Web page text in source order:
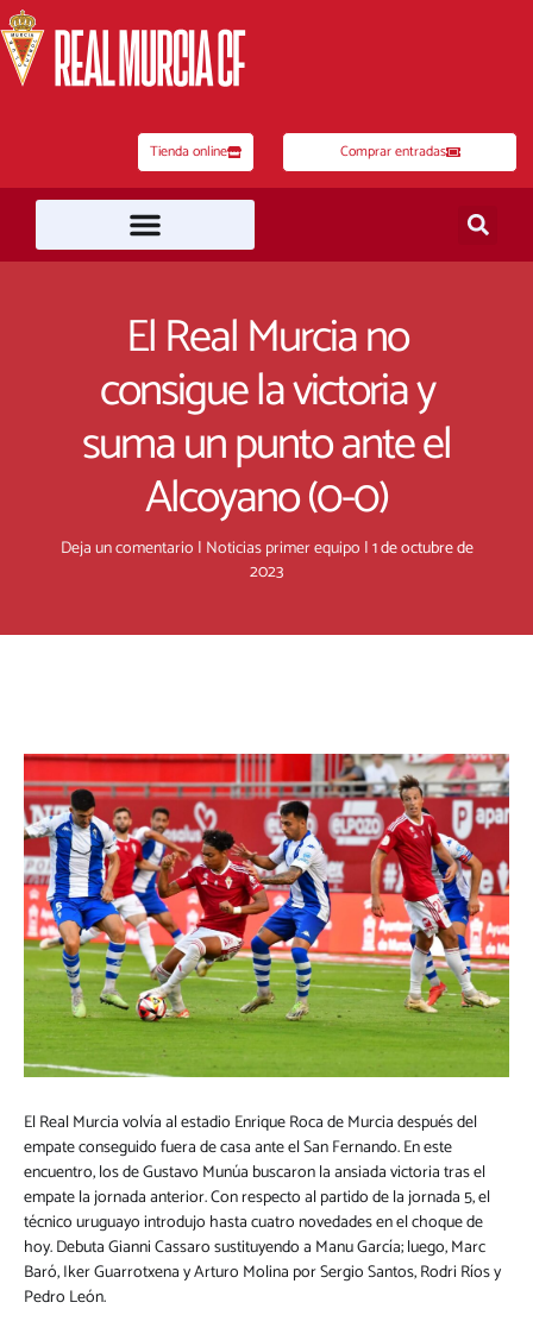
al
contenido
Tienda online Comprar entradas
El Real Murcia no
consigue la victoria y
suma un punto ante el
Alcoyano (0-0)
Deja un comentario | Noticias primer equipo |1 de octubre de
2023
El Real Murcia volvía al estadio Enrique Roca de Murcia después del
empate conseguido fuera de casa ante el San Fernando. En este
encuentro, los de Gustavo Munúa buscaron la ansiada victoria tras el
empate la jornada anterior. Con respecto al partido de la jornada 5, el
técnico uruguayo introdujo hasta cuatro novedades en el choque de
hoy. Debuta Gianni Cassaro sustituyendo a Manu García; luego, Marc
Baró, Iker Guarrotxena y Arturo Molina por Sergio Santos, Rodri Ríos y
Pedro León.